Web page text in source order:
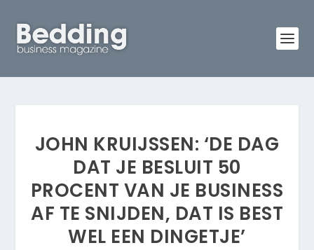
JOHN KRUIJSSEN: ‘DE DAG
DAT JE BESLUIT 50
PROCENT VAN JE BUSINESS
AF TE SNIJDEN, DAT IS BEST
WEL EEN DINGETJE’